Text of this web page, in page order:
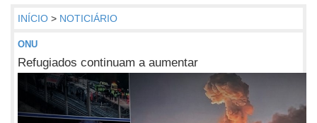
INÍCIO > NOTICIÁRIO
ONU
Refugiados continuam a aumentar